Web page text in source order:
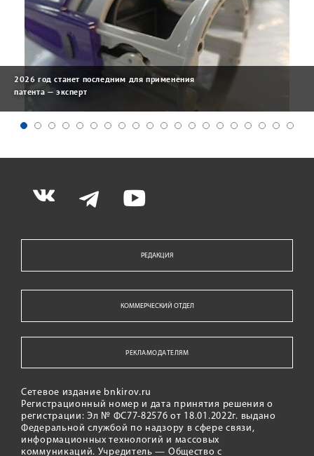
2026 год станет последним для применения
патента — эксперт
РЕДАКЦИЯ
КОММЕРЧЕСКИЙ ОТДЕЛ
РЕКЛАМОДАТЕЛЯМ
Сетевое издание bnkirov.ru
Регистрационный номер и дата принятия решения о
регистрации: Эл № ФС77-82576 от 18.01.2022г. выдано
Федеральной службой по надзору в сфере связи,
информационных технологий и массовых
коммуникаций. Учредитель — Общество с